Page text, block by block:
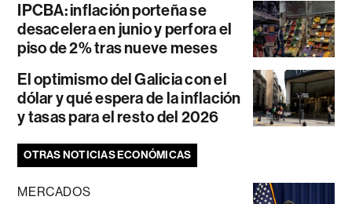
IPCBA: inflación porteña se
desacelera en junio y perfora el
piso de 2% tras nueve meses
El optimismo del Galicia con el
dólar y qué espera de la inflación
y tasas para el resto del 2026
OTRAS NOTICIAS ECONÓMICAS
MERCADOS